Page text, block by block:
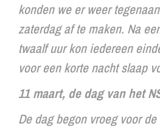
konden we er weer
zaterdag af te maken. Na
twaalf uur kon iedereen
voor een korte nacht slaap
11 maart, de dag van het
De dag begon vroeg voor